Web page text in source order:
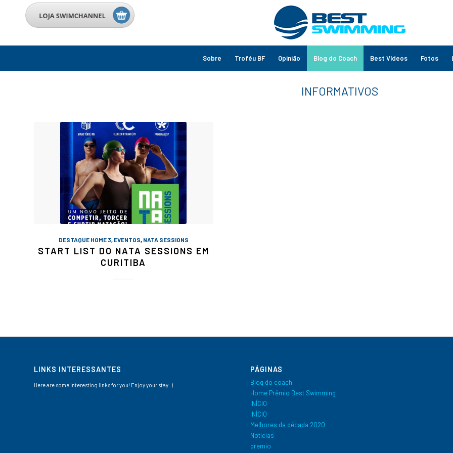
Sobre Troféu BF Opinião Blog do Coach Best Vídeos Fotos
DESTAQUE HOME 3, EVENTOS, NATA SESSIONS
START LIST DO NATA SESSIONS EM
CURITIBA
LINKS INTERESSANTES
Here are some interesting links for you! Enjoy your stay :)
PÁGINAS
Blog do coach
Home Prêmio Best Swimming
INÍCIO
INÍCIO
Melhores da década 2020
Notícias
premio